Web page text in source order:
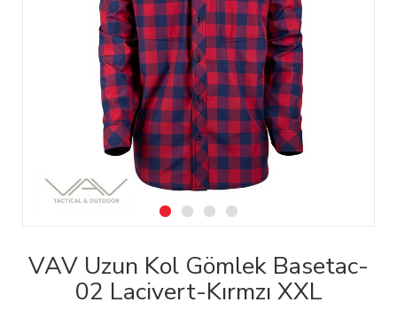
VAV Uzun Kol Gömlek Basetac-
02 Lacivert-Kırmzı XXL